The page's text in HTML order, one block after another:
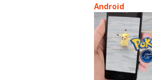
Android